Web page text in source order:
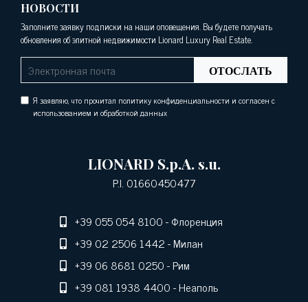
НОВОСТИ
Заполните заявку подписки на наши оповещения. Вы будете получать
обновления об элитной недвижимости Lionard Luxury Real Estate.
ОТОСЛАТЬ
Я заявляю, что прочитал политику конфиденциальности и согласен с
использованием и обработкой данных
LIONARD S.p.A. s.u.
P.I. 01660450477
+39 055 054 8100- Флоренция
+39 02 2506 1442- Милан
+39 06 8681 0250- Рим
+39 081 1938 4400- Неаполь